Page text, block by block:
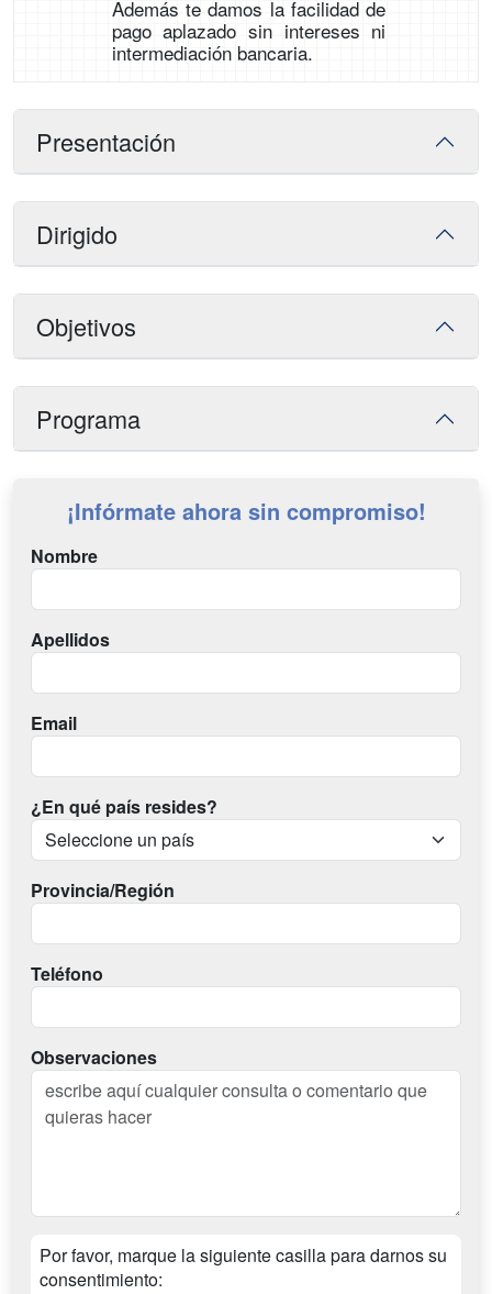
Además te damos la facilidad de
pago aplazado sin intereses ni
intermediación bancaria.
Presentación
Dirigido
Objetivos
Programa
¡Infórmate ahora sin compromiso!
Nombre
Apellidos
Email
¿En qué país resides?
Provincia/Región
Teléfono
Observaciones
Por favor, marque la siguiente casilla para darnos su
consentimiento: